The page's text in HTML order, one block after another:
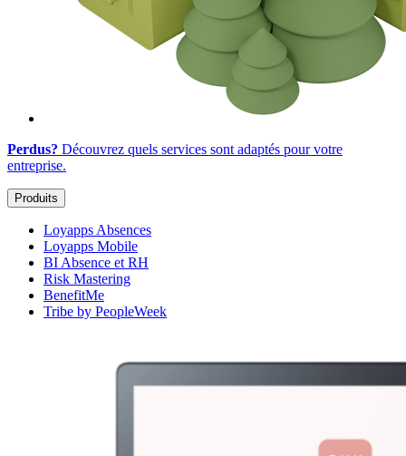
Perdus? Découvrez quels services sont adaptés pour votre
entreprise.
Produits
Loyapps Absences
Loyapps Mobile
BI Absence et RH
Risk Mastering
BenefitMe
Tribe by PeopleWeek